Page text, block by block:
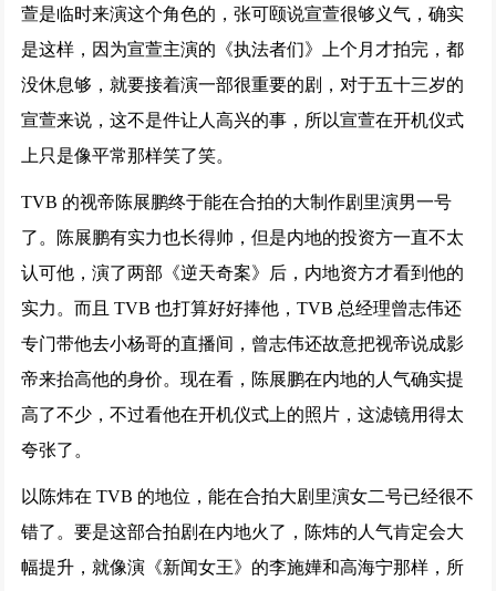
萱是临时来演这个角色的，张可颐说宣萱很够义气，确实
是这样，因为宣萱主演的《执法者们》上个月才拍完，都
没休息够，就要接着演一部很重要的剧，对于五十三岁的
宣萱来说，这不是件让人高兴的事，所以宣萱在开机仪式
上只是像平常那样笑了笑。
TVB 的视帝陈展鹏终于能在合拍的大制作剧里演男一号
了。陈展鹏有实力也长得帅，但是内地的投资方一直不太
认可他，演了两部《逆天奇案》后，内地资方才看到他的
实力。而且 TVB 也打算好好捧他，TVB 总经理曾志伟还
专门带他去小杨哥的直播间，曾志伟还故意把视帝说成影
帝来抬高他的身价。现在看，陈展鹏在内地的人气确实提
高了不少，不过看他在开机仪式上的照片，这滤镜用得太
夸张了。
以陈炜在 TVB 的地位，能在合拍大剧里演女二号已经很不
错了。要是这部合拍剧在内地火了，陈炜的人气肯定会大
幅提升，就像演《新闻女王》的李施嬅和高海宁那样，所